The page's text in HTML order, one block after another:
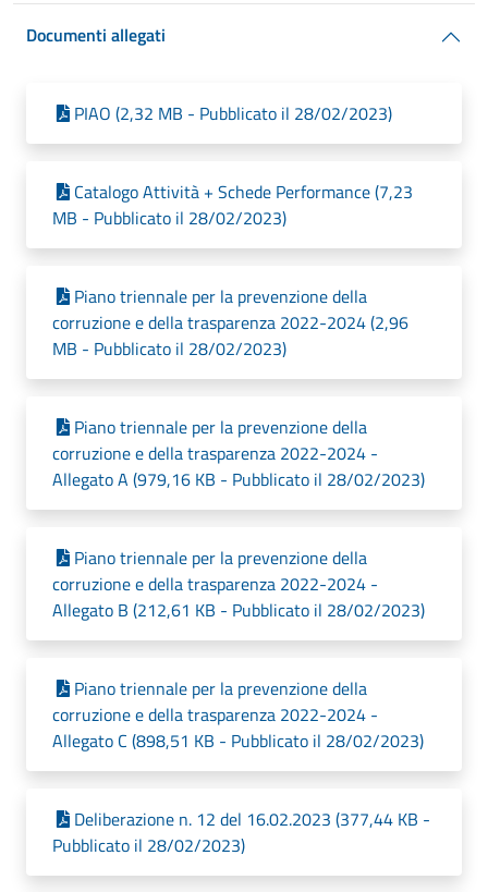
Documenti allegati
PIAO (2,32 MB - Pubblicato il 28/02/2023)
Catalogo Attività + Schede Performance (7,23
MB - Pubblicato il 28/02/2023)
Piano triennale per la prevenzione della
corruzione e della trasparenza 2022-2024 (2,96
MB - Pubblicato il 28/02/2023)
Piano triennale per la prevenzione della
corruzione e della trasparenza 2022-2024 -
Allegato A (979,16 KB - Pubblicato il 28/02/2023)
Piano triennale per la prevenzione della
corruzione e della trasparenza 2022-2024 -
Allegato B (212,61 KB - Pubblicato il 28/02/2023)
Piano triennale per la prevenzione della
corruzione e della trasparenza 2022-2024 -
Allegato C (898,51 KB - Pubblicato il 28/02/2023)
Deliberazione n. 12 del 16.02.2023 (377,44 KB -
Pubblicato il 28/02/2023)